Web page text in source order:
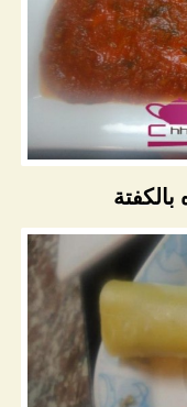
بالكفتة